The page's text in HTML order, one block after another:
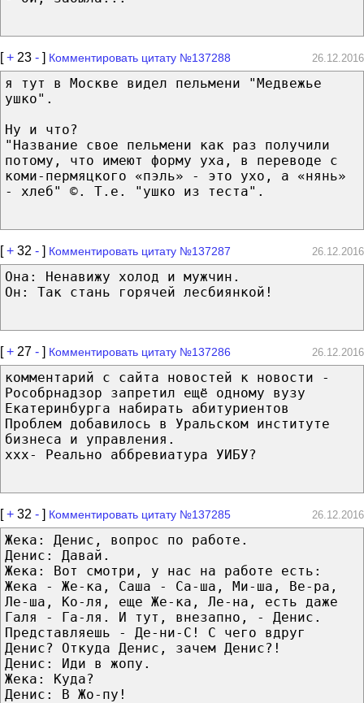
[+ 23 - ] Комментировать цитату №137288 26.12.2016
я тут в Москве видел пельмени "Медвежье
ушко".
Ну и что?
"Название свое пельмени как раз получили
потому, что имеют форму уха, в переводе с
коми-пермяцкого «пэль» - это ухо, а «нянь»
- хлеб" ©. Т.е. "ушко из теста".
[+ 32 - ] Комментировать цитату №137287 26.12.2016
Она: Ненавижу холод и мужчин.
Он: Так стань горячей лесбиянкой!
[+ 27 - ] Комментировать цитату №137286 26.12.2016
комментарий с сайта новостей к новости -
Рособрнадзор запретил ещё одному вузу
Екатеринбурга набирать абитуриентов
Проблем добавилось в Уральском институте
бизнеса и управления.
ххх- Реально аббревиатура УИБУ?
[+ 32 - ] Комментировать цитату №137285 26.12.2016
Жека: Денис, вопрос по работе.
Денис: Давай.
Жека: Вот смотри, у наc на работе есть:
Жека - Же-ка, Саша - Са-ша, Ми-ша, Ве-ра,
Ле-ша, Ко-ля, еще Же-ка, Ле-на, есть даже
Галя - Га-ля. И тут, внезапно, - Денис.
Представляешь - Де-ни-С! С чего вдруг
Денис? Откуда Денис, зачем Денис?!
Денис: Иди в жопу.
Жека: Куда?
Денис: В Жо-пу!